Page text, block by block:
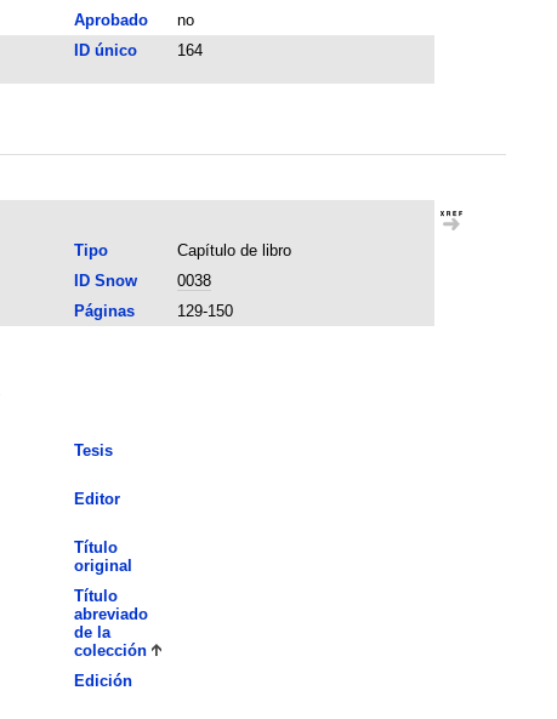
Aprobado
no
ID único 164
Tipo
Capítulo de libro
ID Snow
0038
Páginas
129-150
Tesis
Editor
Título
original
Título
abreviado
de la
colección
Edición